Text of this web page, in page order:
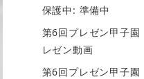
保護中: 準備中
第6回プレゼン甲子
レゼン動画
第6回プレゼン甲子